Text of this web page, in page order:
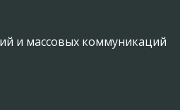
и массовых коммуникаций